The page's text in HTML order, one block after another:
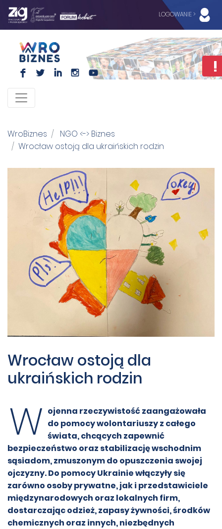
LOGOWANIE >
F L I I
WroBiznes
NGO <-> Biznes
Wrocław ostoją dla ukraińskich rodzin
Wrocław ostoją dla
ukraińskich rodzin
W ojenna rzeczywistość zaangażowała
do pomocy wolontariuszy z całego
świata, chcących zapewnić
bezpieczeństwo oraz stabilizację wschodnim
sąsiadom, zmuszonym do opuszczenia swojej
ojczyzny. Do pomocy Ukrainie włączyły się
zarówno osoby prywatne, jak i przedstawiciele
międzynarodowych oraz lokalnych firm,
dostarczając odzież, zapasy żywności, środków
chemicznych oraz innych, niezbędnych